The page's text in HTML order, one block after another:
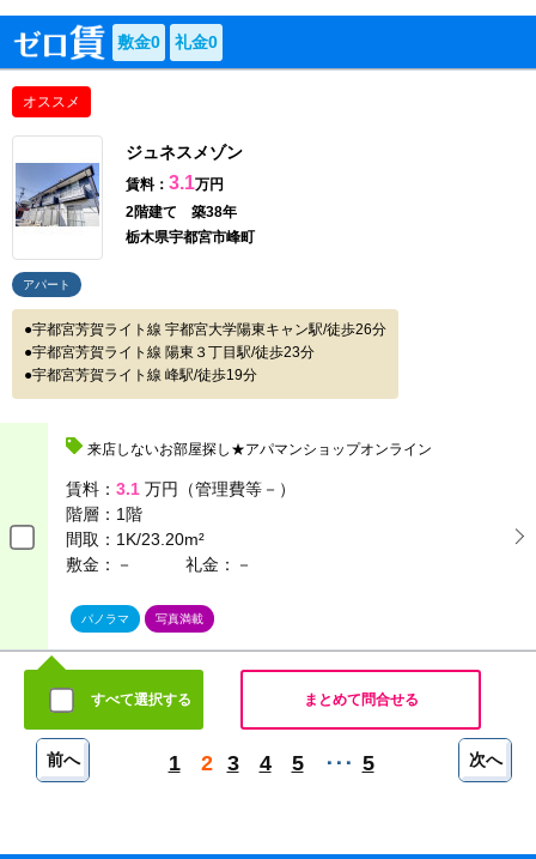
敷金0 礼金0
オススメ
ジュネスメゾン
賃料： 3.1万円
2階建て 築38年
栃木県宇都宮市峰町
アパート
宇都宮芳賀ライト線 宇都宮大学陽東キャン駅/徒歩26分
宇都宮芳賀ライト線 陽東３丁目駅/徒歩23分
宇都宮芳賀ライト線 峰駅/徒歩19分
来店しないお部屋探し★アパマンショップオンライン
賃料： 3.1 万円（管理費等－）
階層： 1階
間取： 1K/23.20m²
敷金：－
礼金：－
パノラマ 写真満載
すべて選択する まとめて問合せる
前へ 1 2 3 4 5 ･･･ 5 次へ